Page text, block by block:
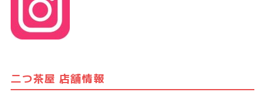
二つ茶屋 店舗情報